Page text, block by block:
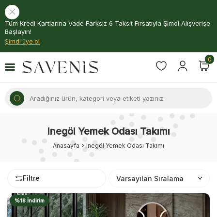
Tüm Kredi Kartlarına Vade Farksız 6 Taksit Fırsatıyla Şimdi Alışverişe
Başlayın!
Şimdi üye ol
0
Inegöl Yemek Odası Takımı
Anasayfa Inegöl Yemek Odası Takımı
Filtre
%18 İndirim